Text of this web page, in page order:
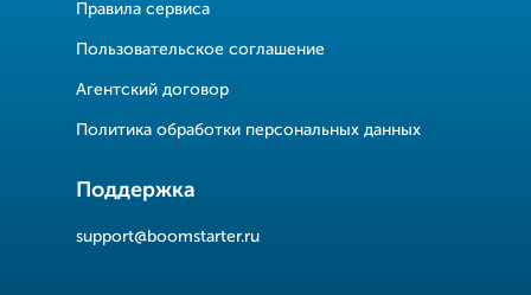
Правила сервиса
Пользовательское соглашение
Агентский договор
Политика обработки персональных данных
Поддержка
support@boomstarter.ru